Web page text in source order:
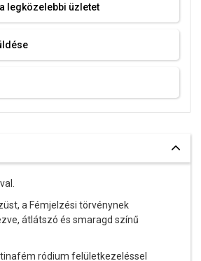
legközelebbi üzletet
a Fémjelzési törvénynek
átlátszó és smaragd színű
ródium felületkezeléssel